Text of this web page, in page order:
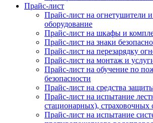
Прайс-лист
Прайс-лист на огнетушители
оборудование
Прайс-лист на шкафы и
Прайс-лист на знаки
Прайс-лист на перезарядку
Прайс-лист на монтаж и
Прайс-лист на обучение по
безопасности
Прайс-лист на средства
Прайс-лист на испытание
стационарных), страховочных
Прайс-лист на испытание